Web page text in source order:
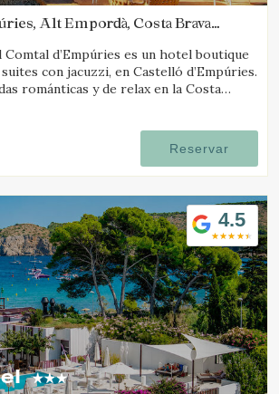
Alt Empordà, Costa Brava
d’Empúries es un hotel boutique
con jacuzzi, en Castelló d’Empúries.
románticas y de relax en la Costa
Reservar
4.5